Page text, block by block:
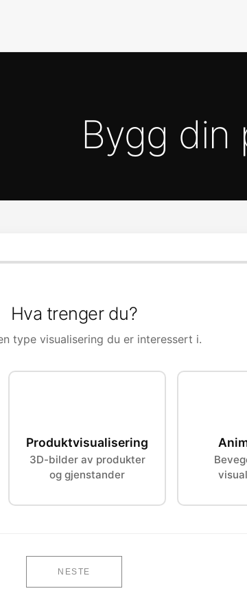
Bygg din
Hva trenger du?
type visualisering du er interessert i.
Produktvisualisering
3D-bilder av produkter
og gjenstander
NESTE